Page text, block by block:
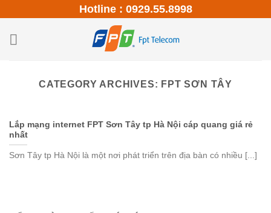
content
Hotline : 0929.55.8998
CATEGORY ARCHIVES: FPT SƠN TÂY
Lắp mạng internet FPT Sơn Tây tp Hà Nội cáp quang giá rẻ
nhất
Sơn Tây tp Hà Nội là một nơi phát triển trên địa bàn có nhiều [...]